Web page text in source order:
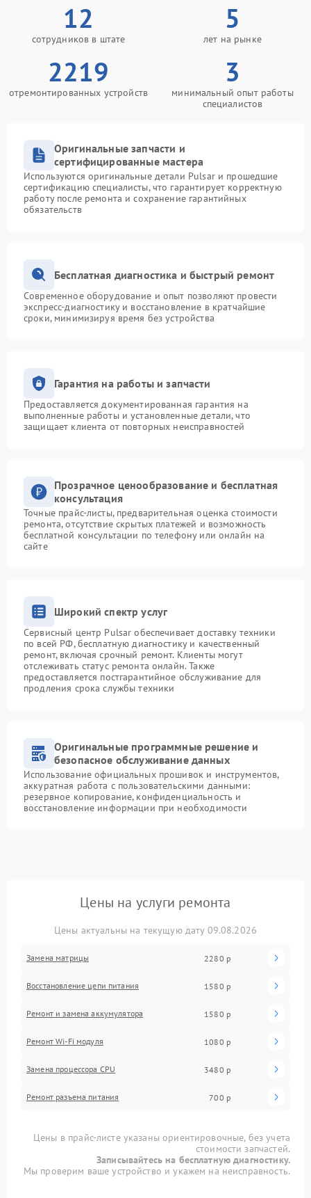
12
сотрудников в штате
5
лет на рынке
2219
отремонтированных устройств
3
минимальный опыт работы
специалистов
Оригинальные запчасти и
сертифицированные мастера
Используются оригинальные детали Pulsar и прошедшие
сертификацию специалисты, что гарантирует корректную
работу после ремонта и сохранение гарантийных
обязательств
Бесплатная диагностика и быстрый ремонт
Современное оборудование и опыт позволяют провести
экспресс-диагностику и восстановление в кратчайшие
сроки, минимизируя время без устройства
Гарантия на работы и запчасти
Предоставляется документированная гарантия на
выполненные работы и установленные детали, что
защищает клиента от повторных неисправностей
Прозрачное ценообразование и бесплатная
консультация
Точные прайс-листы, предварительная оценка стоимости
ремонта, отсутствие скрытых платежей и возможность
бесплатной консультации по телефону или онлайн на
сайте
Широкий спектр услуг
Сервисный центр Pulsar обеспечивает доставку техники
по всей РФ, бесплатную диагностику и качественный
ремонт, включая срочный ремонт. Клиенты могут
отслеживать статус ремонта онлайн. Также
предоставляется постгарантийное обслуживание для
продления срока службы техники
Оригинальные программные решение и
безопасное обслуживание данных
Использование официальных прошивок и инструментов,
аккуратная работа с пользовательскими данными:
резервное копирование, конфиденциальность и
восстановление информации при необходимости
Цены на услуги ремонта
Цены актуальны на текущую дату 09.08.2026
Замена матрицы 2280 р
Восстановление цепи питания 1580 р
Ремонт и замена аккумулятора 1580 р
Ремонт Wi-Fi модуля 1080 р
Замена процессора CPU 3480 р
Ремонт разъема питания 700 р
Цены в прайс-листе указаны ориентировочные, без учета
стоимости запчастей.
Записывайтесь на бесплатную диагностику.
Мы проверим ваше устройство и укажем на неисправность.